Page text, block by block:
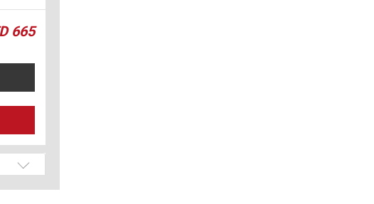
665